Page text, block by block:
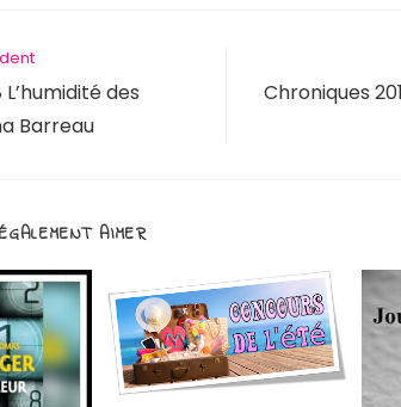
des
Barreau
Chroniques
AIMER